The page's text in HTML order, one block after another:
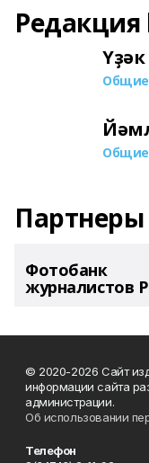
Общие
Общие
Партнеры
Фотобанк
журналистов
© 2020-2026 Сайт
информации сайта
администрации.
Об использовании
Телефон